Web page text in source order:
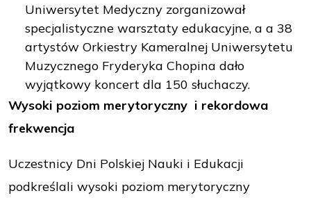
Uniwersytet Medyczny zorganizował
specjalistyczne warsztaty edukacyjne, a a 38
artystów Orkiestry Kameralnej Uniwersytetu
Muzycznego Fryderyka Chopina dało
wyjątkowy koncert dla 150 słuchaczy.
Wysoki poziom merytoryczny i rekordowa
frekwencja
Uczestnicy Dni Polskiej Nauki i Edukacji
podkreślali wysoki poziom merytoryczny